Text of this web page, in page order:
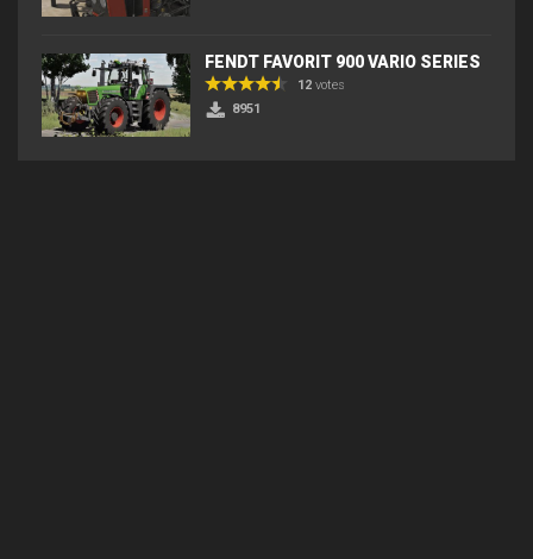
FENDT FAVORIT 900 VARIO SERIES
12 votes
8951